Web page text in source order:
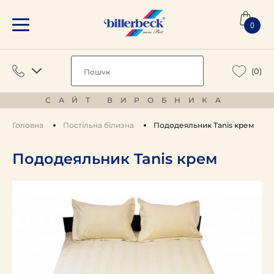
0
(0)
САЙТ ВИРОБНИКА
Головна Постільна білизна Пододеяльник Tanis крем
Пододеяльник Tanis крем